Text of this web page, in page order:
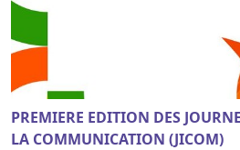
PREMIERE EDITION DES
LA COMMUNICATION (JICOM)